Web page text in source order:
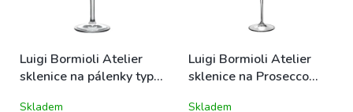
Luigi Bormioli Atelier
sklenice na pálenky typu
Skladem
Luigi Bormioli Atelier
sklenice na Prosecco
Skladem